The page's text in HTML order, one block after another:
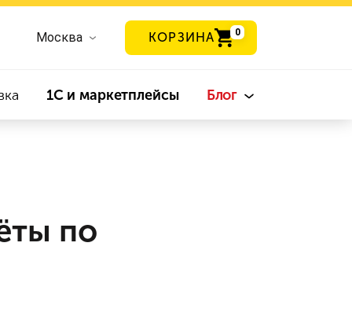
Москва КОРЗИНА 0
1С и маркетплейсы Блог
по